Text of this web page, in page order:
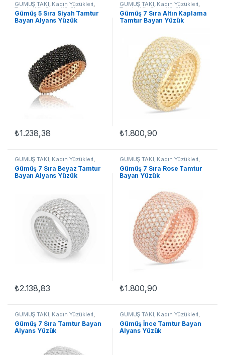
GÜMÜŞ TAKI, Kadın Yüzükleri,
Tamtur Yüzükler ,Yüzük
Gümüş 5 Sıra Siyah Tamtur
Bayan Alyans Yüzük
₺1.238,38
Bu ürünün birden fazla varyasyonu var. Seçenekler ürün
GÜMÜŞ TAKI, Kadın Yüzükleri,
Tamtur Yüzükler ,Yüzük
Gümüş 7 Sıra Altın Kaplama
Tamtur Bayan Yüzük
₺1.800,90
Bu ürünün birden fazla
GÜMÜŞ TAKI, Kadın Yüzükleri,
Tamtur Yüzükler ,Yüzük
Gümüş 7 Sıra Beyaz Tamtur
Bayan Alyans Yüzük
₺2.138,83
Bu ürünün birden fazla varyasyonu var. Seçenekler ürün
GÜMÜŞ TAKI, Kadın Yüzükleri,
Tamtur Yüzükler ,Yüzük
Gümüş 7 Sıra Rose Tamtur
Bayan Yüzük
₺1.800,90
Bu ürünün birden fazla
GÜMÜŞ TAKI Kadın Yüzükleri
Tamtur Yüzükler
Gümüş 7 Sıra Tamtur Bayan
Alyans Yüzük
GÜMÜŞ TAKI Kadın Yüzükleri
Tamtur Yüzükler
Gümüş İnce Tamtur Bayan
Alyans Yüzük